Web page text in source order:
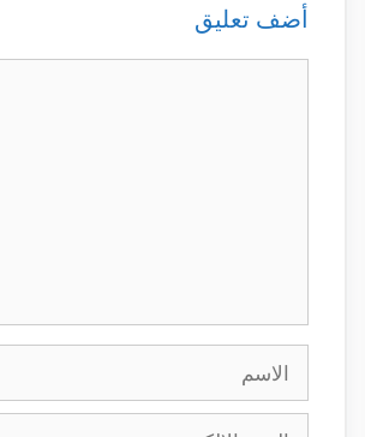
أضف تعليق